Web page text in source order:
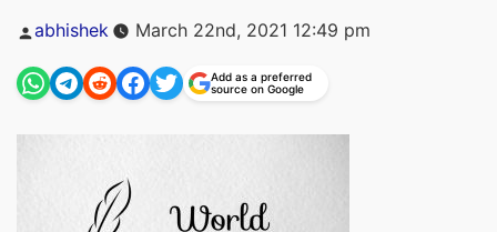
Posted
by
abhishek March 22nd, 2021 12:49 pm
Add as a preferred
source on Google